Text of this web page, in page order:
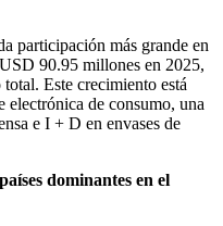
participación más grande en
90.95 millones en 2025,
Este crecimiento está
electrónica de consumo, una
e I + D en envases de
dominantes en el